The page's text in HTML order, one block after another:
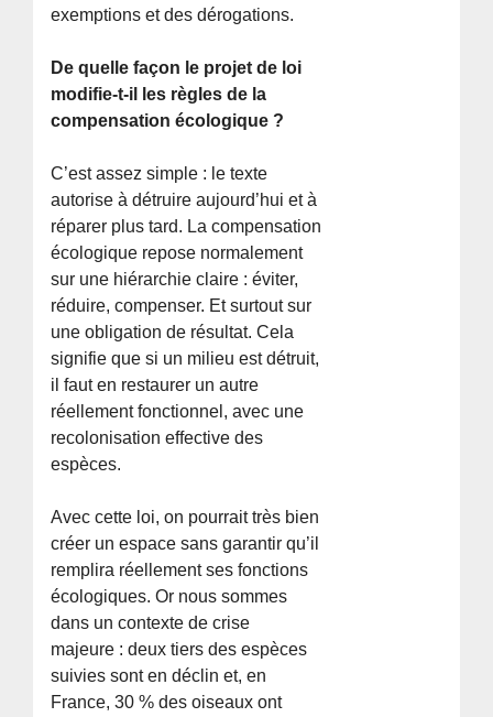
exemptions et des dérogations.
De quelle façon le projet de loi
modifie-t-il les règles de la
compensation écologique ?
C’est assez simple : le texte
autorise à détruire aujourd’hui et à
réparer plus tard. La compensation
écologique repose normalement
sur une hiérarchie claire : éviter,
réduire, compenser. Et surtout sur
une obligation de résultat. Cela
signifie que si un milieu est détruit,
il faut en restaurer un autre
réellement fonctionnel, avec une
recolonisation effective des
espèces.
Avec cette loi, on pourrait très bien
créer un espace sans garantir qu’il
remplira réellement ses fonctions
écologiques. Or nous sommes
dans un contexte de crise
majeure : deux tiers des espèces
suivies sont en déclin et, en
France, 30 % des oiseaux ont